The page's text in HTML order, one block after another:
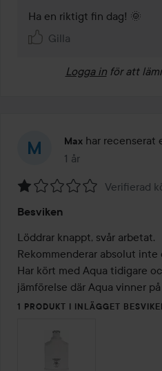
Gilla
Logga in för att
Max har recenserat
1 år
Inlägget skapades 1 år
1
av
5
Verifierad
Besviken
Löddrar knappt, svår arbetat.
Rekommenderar absolut inte
Har kört med Aqua tidigare
jämförelse där Aqua vinner
1 PRODUKT I INLÄGGET